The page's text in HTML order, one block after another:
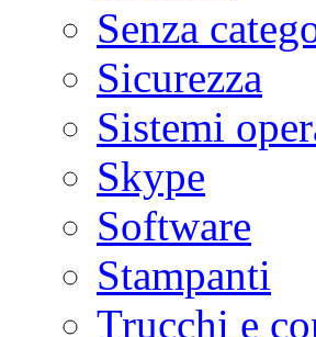
Senza
Sicurezza
Sistemi
Skype
Software
Stampanti
Trucchi e